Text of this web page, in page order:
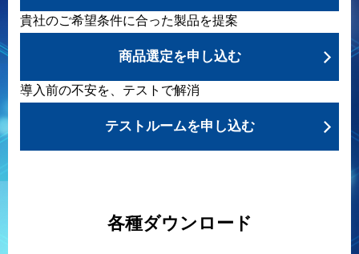
貴社のご希望条件に合った製品を提案
商品選定を申し込む
導入前の不安を、テストで解消
テストルームを申し込む
各種ダウンロード